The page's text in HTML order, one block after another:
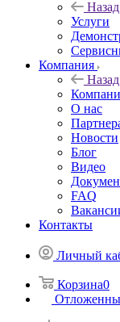
Назад
Услуги
Компания
Назад
О нас
Новости
Блог
Видео
FAQ
Контакты
Личный
Корзина0